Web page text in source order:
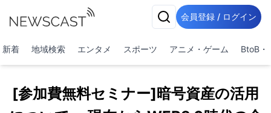
会員登録 / ログイン
新着 地域検索 エンタメ スポーツ アニメ・ゲーム BtoB・
[参加費無料セミナー]暗号資産の活用